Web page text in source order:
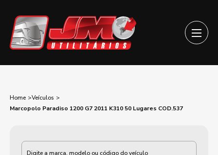
Home
Veículos
Marcopolo Paradiso 1200 G7 2011 K310 50 Lugares COD.537
Categoria